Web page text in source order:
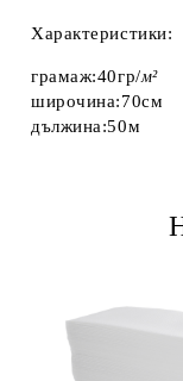
Характеристики:
грамаж:40гр/м²
широчина:70см
дължина:50м